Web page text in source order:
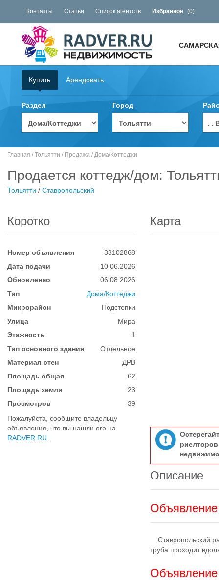
Контакты Статьи Список агентств Избранное (0)
Купить Арендовать
Раздел Город
. .
Главная / Тольятти / Продажа / Дома/Коттеджи
Продается коттедж/дом:
Тольятти / Ставропольский
Коротко
Номер объявления
33102868
Дата подачи
10.06.2026
Обновленно
06.08.2026
Тип
Дома/Коттеджи
Микрорайон
Подстепки
Улица
Мира
Этажность
1
Тип основного здания
Отдельное
Материал стен
ДРВ
Площадь общая
62
Площадь земли
23
Просмотров
39
Пожалуйста, сообщите владельцу
объявления, что вы нашли его на
RADVER.RU
Карта
Описание
Объявление
Ставропольский
труба проходит
Объявление